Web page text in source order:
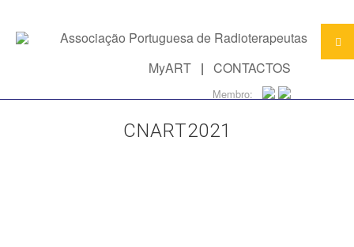
MyART | CONTACTOS
Membro:
CNART2021